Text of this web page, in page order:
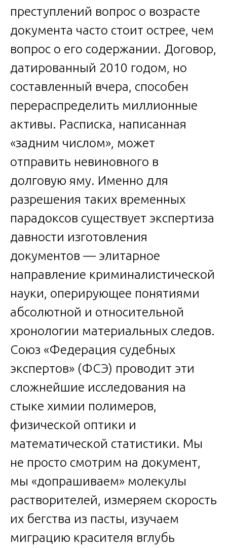
преступлений вопрос о возрасте
документа часто стоит острее, чем
вопрос о его содержании. Договор,
датированный 2010 годом, но
составленный вчера, способен
перераспределить миллионные
активы. Расписка, написанная
«задним числом», может
отправить невиновного в
долговую яму. Именно для
разрешения таких временных
парадоксов существует экспертиза
давности изготовления
документов — элитарное
направление криминалистической
науки, оперирующее понятиями
абсолютной и относительной
хронологии материальных следов.
Союз «Федерация судебных
экспертов» (ФСЭ) проводит эти
сложнейшие исследования на
стыке химии полимеров,
физической оптики и
математической статистики. Мы
не просто смотрим на документ,
мы «допрашиваем» молекулы
растворителей, измеряем скорость
их бегства из пасты, изучаем
миграцию красителя вглубь